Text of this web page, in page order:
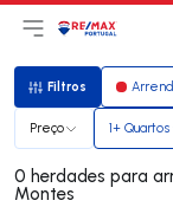
Abri menu
LogoIr para
Filtros
Filtros
Preço 1+ Quartos
0 herdades para arrendar em
Montes